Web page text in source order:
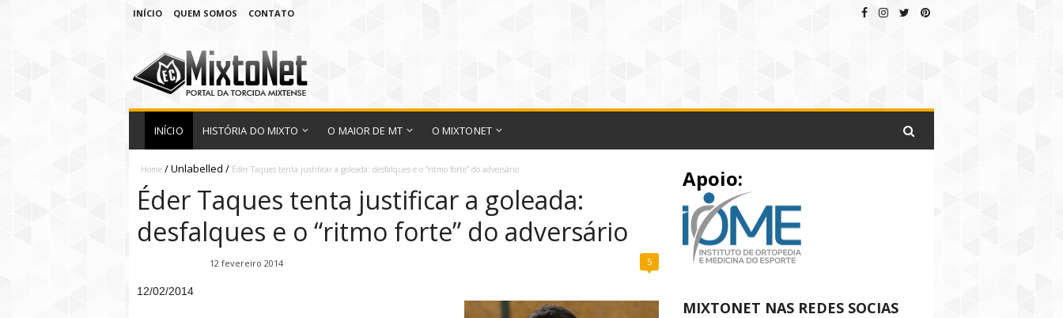
INÍCIO QUEM SOMOS CONTATO
INÍCIO HISTÓRIA DO MIXTO O MAIOR DE MT O MIXTONET
Home /Unlabelled / Éder Taques tenta justificar a goleada: desfalques e o “ritmo forte” do adversário
Éder Taques tenta justificar a goleada:
desfalques e o “ritmo forte” do adversário
12 fevereiro 2014 5
12/02/2014
Apoio:
MIXTONET NAS REDES SOCIAS